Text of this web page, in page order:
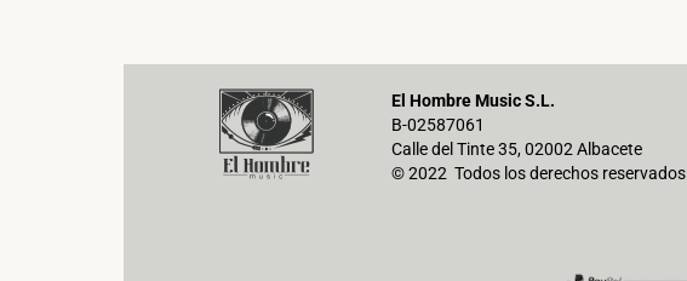
El Hombre Music S.L.
B-02587061
Calle del Tinte 35, 02002 Albacete
© 2022 Todos los derechos reservados